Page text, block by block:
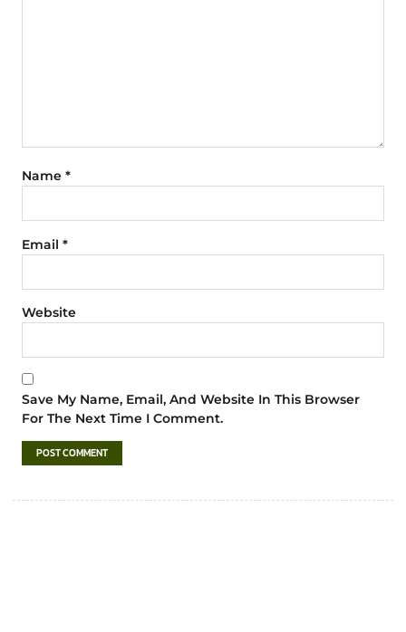
Name *
Email *
Website
Save My Name, Email, And Website In This Browser
For The Next Time I Comment.